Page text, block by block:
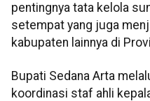
pentingnya tata kelola
setempat yang juga
kabupaten lainnya di
Bupati Sedana Arta
koordinasi staf ahli